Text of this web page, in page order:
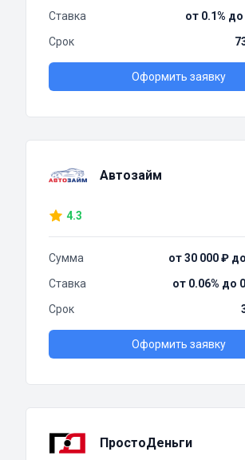
Ставка
от 0.1%
Срок
Оформить заявку
Автозайм
4.3
Сумма
от 30 000 ₽
Ставка
от 0.06% до
Срок
Оформить заявку
ПростоДеньги